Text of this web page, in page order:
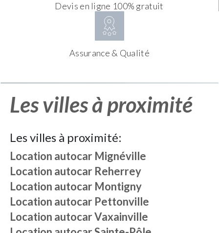
Devis en ligne 100% gratuit
Assurance & Qualité
Les villes à proximité
Les villes à proximité:
Location autocar Mignéville
Location autocar Reherrey
Location autocar Montigny
Location autocar Pettonville
Location autocarVaxainville